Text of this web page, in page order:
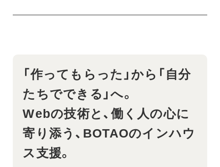
「作ってもらった」から「自分
たちでできる」へ。
Webの技術と、働く人の心に
寄り添う、BOTAOのインハウ
ス支援。